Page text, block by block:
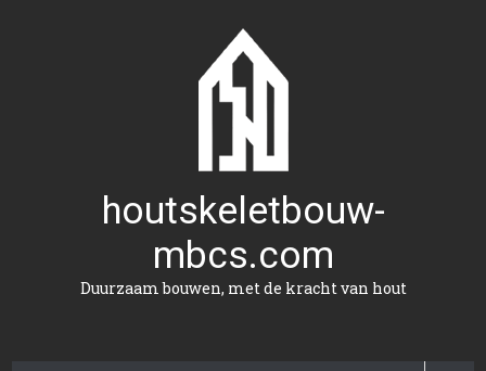
houtskeletbouw-
mbcs.com
Duurzaam bouwen, met de kracht van hout